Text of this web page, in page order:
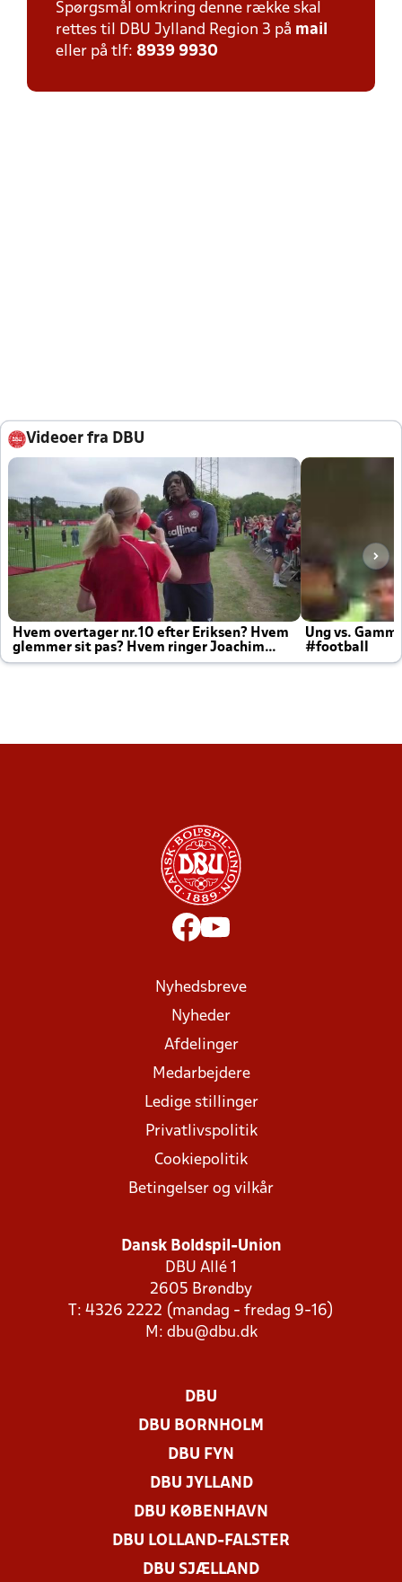
Spørgsmål omkring denne række skal
rettes til DBU Jylland Region 3 på mail
eller på tlf: 8939 9930
Videoer fra DBU
Hvem overtager nr.10 efter Eriksen? Hvem
glemmer sit pas? Hvem ringer Joachim
altid til efter kampe?
Ung vs.
#football
Nyhedsbreve
Nyheder
Afdelinger
Medarbejdere
Ledige stillinger
Privatlivspolitik
Cookiepolitik
Betingelser og vilkår
Dansk Boldspil-Union
DBU Allé 1
2605 Brøndby
T: 4326 2222 (mandag - fredag 9-16)
M: dbu@dbu.dk
DBU
DBU BORNHOLM
DBU FYN
DBU JYLLAND
DBU KØBENHAVN
DBU LOLLAND-FALSTER
DBU SJÆLLAND